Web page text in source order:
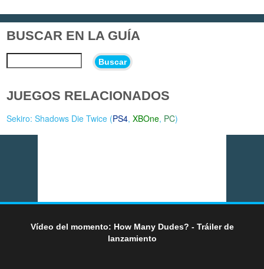
BUSCAR EN LA GUÍA
Buscar
JUEGOS RELACIONADOS
Sekiro: Shadows Die Twice (PS4,XBOne, PC)
Vídeo del momento: How Many Dudes? - Tráiler de
lanzamiento